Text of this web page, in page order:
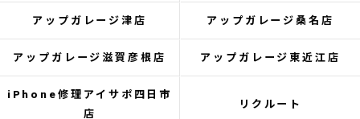
アップガレージ津店 アップガレージ桑名店
アップガレージ滋賀彦根店 アップガレージ東近江店
iPhone修理アイサポ四日市
店
リクルート